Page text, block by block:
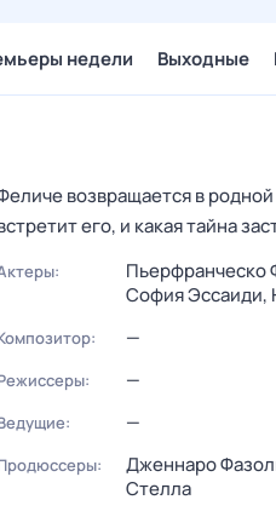
недели Выходные
возвращается в
его, и какая тайна
Пьерфранческо
София Эссаиди,
—
—
—
Дженнаро
Стелла